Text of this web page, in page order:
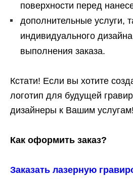
поверхности перед
дополнительные услуги,
индивидуального
выполнения заказа.
Кстати! Если вы хотите
логотип для будущей
дизайнеры к Вашим услугам!
Как оформить заказ?
Заказать лазерную